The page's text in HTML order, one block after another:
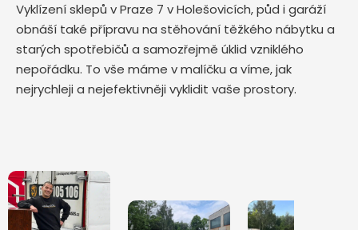
Vyklízení sklepů v Praze 7 v Holešovicích, půd i garáží
obnáší také přípravu na stěhování těžkého nábytku a
starých spotřebičů a samozřejmě úklid vzniklého
nepořádku. To vše máme v malíčku a víme, jak
nejrychleji a nejefektivněji vyklidit vaše prostory.